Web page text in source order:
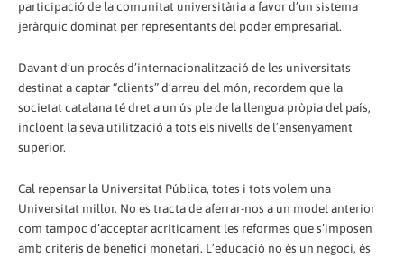
participació de la comunitat universitària a favor d’un sistema
jeràrquic dominat per representants del poder empresarial.
Davant d’un procés d’internacionalització de les universitats
destinat a captar “clients” d’arreu del món, recordem que la
societat catalana té dret a un ús ple de la llengua pròpia del país,
incloent la seva utilització a tots els nivells de l’ensenyament
superior.
Cal repensar la Universitat Pública, totes i tots volem una
Universitat millor. No es tracta de aferrar-nos a un model anterior
com tampoc d’acceptar acríticament les reformes que s’imposen
amb criteris de benefici monetari. L’educació no és un negoci, és